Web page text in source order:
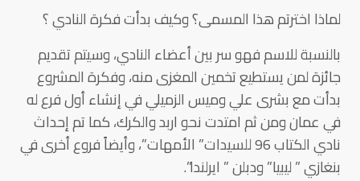
لماذا اخترتم هذا المسمى؟ وكيف بدأت فكرة النادي ؟
بالنسبة للاسم فهو سر بين أعضاء النادي، وسيتم تقديم
جائزة لمن يستطيع تخمين المغزى منه، وفكرة المشروع
بدأت مع بشرى علي وميس الزميلي في إنشاء أول فرع له
في عمان ومن ثم امتدت نحو اربد والكرك، كما تم إحداث
نادي الكتاب 96 للسيدات” الأمهات”، وأيضاً فروع أخرى في
بنغازي ” ليبيا” ودبلن ” ايرلندا”.